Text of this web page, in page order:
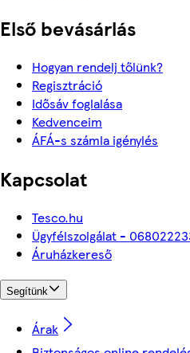
Első bevásárlás
Hogyan rendelj tőlünk?
Regisztráció
Idősáv foglalása
Kedvenceim
ÁFÁ-s számla igénylés
Kapcsolat
Tesco.hu
Ügyfélszolgálat -
Áruházkereső
Segítünk
Árak